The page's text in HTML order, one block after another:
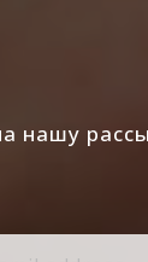
нашу